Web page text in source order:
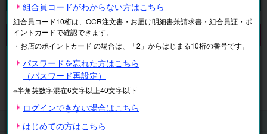
申し訳ございません。 現在、該当商品は、お取扱いしておりません。
マイページ 注文履歴
抽選結果
請求内容
チケット
組合員コードがわからない方はこちら
組合員コード10桁は、OCR注文書・お届け明細書兼請求書・組合員証・ポ
イントカードで確認できます。
・お店のポイントカード の場合は、「2」からはじまる10桁の番号です。
パスワードを忘れた方はこちら
（パスワード再設定）
※半角英数字混在6文字以上40文字以下
ログインできない場合はこちら
はじめての方はこちら